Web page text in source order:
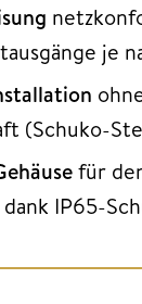
je
(Schuko-
für
IP65-